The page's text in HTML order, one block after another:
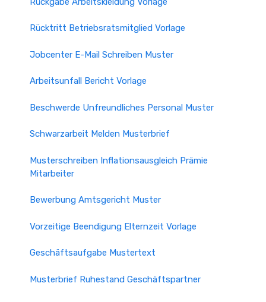
Rücktritt Betriebsratsmitglied Vorlage
Jobcenter E-Mail Schreiben Muster
Arbeitsunfall Bericht Vorlage
Beschwerde Unfreundliches Personal Muster
Schwarzarbeit Melden Musterbrief
Musterschreiben Inflationsausgleich Prämie
Mitarbeiter
Bewerbung Amtsgericht Muster
Vorzeitige Beendigung Elternzeit Vorlage
Geschäftsaufgabe Mustertext
Musterbrief Ruhestand Geschäftspartner